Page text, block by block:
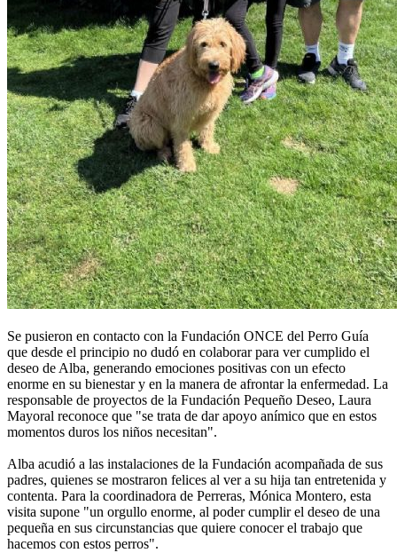
Se pusieron en contacto con la Fundación ONCE del Perro Guía
que desde el principio no dudó en colaborar para ver cumplido el
deseo de Alba, generando emociones positivas con un efecto
enorme en su bienestar y en la manera de afrontar la enfermedad. La
responsable de proyectos de la Fundación Pequeño Deseo, Laura
Mayoral reconoce que "se trata de dar apoyo anímico que en estos
momentos duros los niños necesitan".
Alba acudió a las instalaciones de la Fundación acompañada de sus
padres, quienes se mostraron felices al ver a su hija tan entretenida y
contenta. Para la coordinadora de Perreras, Mónica Montero, esta
visita supone "un orgullo enorme, al poder cumplir el deseo de una
pequeña en sus circunstancias que quiere conocer el trabajo que
hacemos con estos perros".